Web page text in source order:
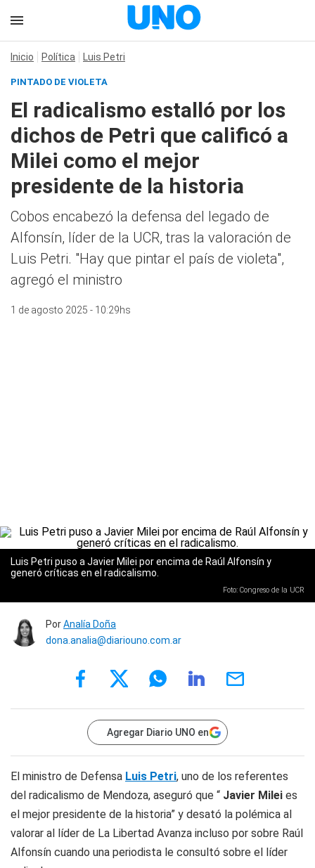
Inicio Política Luis Petri
PINTADO DE VIOLETA
El radicalismo estalló por los
dichos de Petri que calificó a
Milei como el mejor
presidente de la historia
Cobos encabezó la defensa del legado de
Alfonsín, líder de la UCR, tras la valoración de
Luis Petri. "Hay que pintar el país de violeta",
agregó el ministro
1 de agosto 2025 - 10:29hs
Luis Petri puso a Javier Milei por encima de Raúl Alfonsín y
generó críticas en el radicalismo.
Foto: Congreso de la UCR
PorAnalía Doña
dona.analia@diariouno.com.ar
Agregar Diario UNO en
El ministro de Defensa Luis Petri, uno de los referentes
del radicalismo de Mendoza, aseguró que “ Javier Milei es
el mejor presidente de la historia” y desató la polémica al
valorar al líder de La Libertad Avanza incluso por sobre Raúl
Alfonsín cuando una periodista le consultó sobre el líder